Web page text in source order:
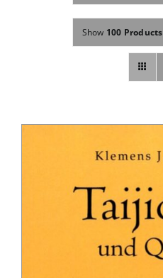
Fachbücher
Poster, Karten, Medien
Show 100 Products